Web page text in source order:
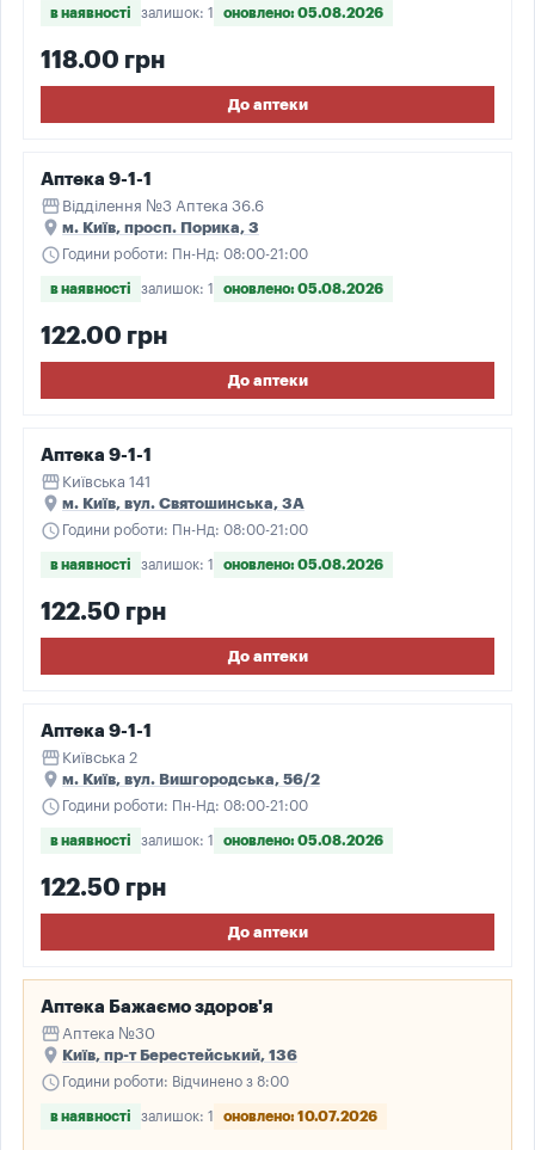
в наявності залишок: 1 оновлено: 05.08.2026
118.00 грн
До аптеки
Аптека 9-1-1
storefront Відділення №3 Аптека 36.6
place м. Київ, просп. Порика, 3
schedule Години роботи: Пн-Нд: 08:00-21:00
в наявності залишок: 1 оновлено: 05.08.2026
122.00 грн
До аптеки
Аптека 9-1-1
storefront Київська 141
place м. Київ, вул. Святошинська, 3А
schedule Години роботи: Пн-Нд: 08:00-21:00
в наявності залишок: 1 оновлено: 05.08.2026
122.50 грн
До аптеки
Аптека 9-1-1
storefront Київська 2
place м. Київ, вул. Вишгородська, 56/2
schedule Години роботи: Пн-Нд: 08:00-21:00
в наявності залишок: 1 оновлено: 05.08.2026
122.50 грн
До аптеки
Аптека Бажаємо здоров'я
storefront Аптека №30
place Київ, пр-т Берестейський, 136
schedule Години роботи: Відчинено з 8:00
в наявності залишок: 1 оновлено: 10.07.2026